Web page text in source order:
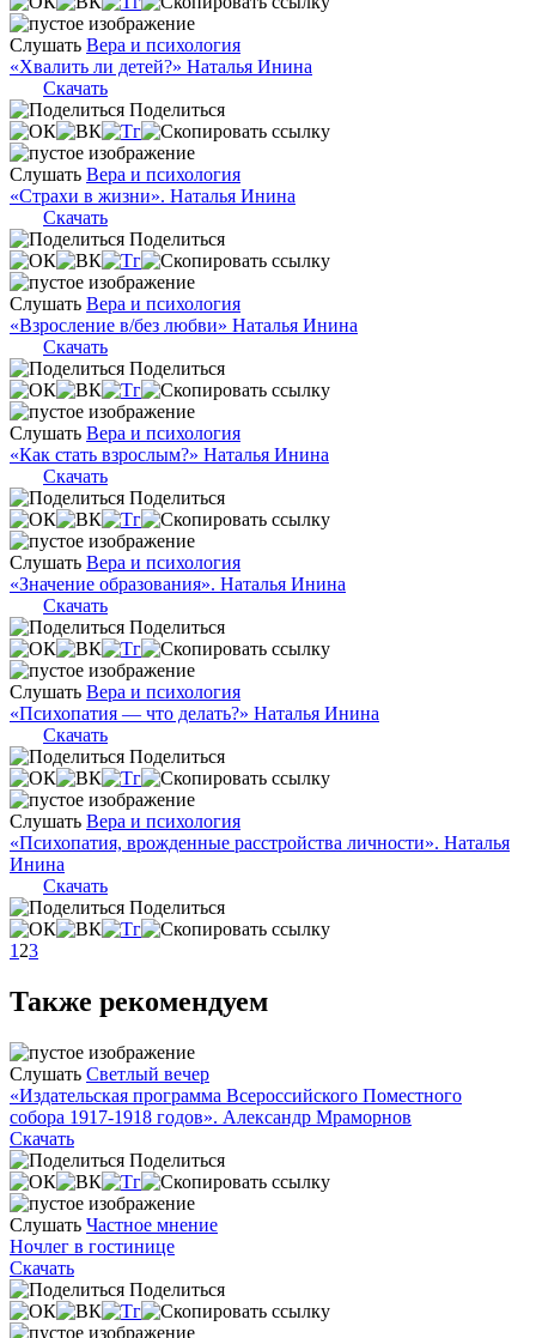
Слушать Вера и психология
«Хвалить ли детей?» Наталья Инина
Скачать
Поделиться
Слушать Вера и психология
«Страхи в жизни». Наталья Инина
Скачать
Поделиться
Слушать Вера и психология
«Взросление в/без любви» Наталья Инина
Скачать
Поделиться
Слушать Вера и психология
«Как стать взрослым?» Наталья Инина
Скачать
Поделиться
Слушать Вера и психология
«Значение образования». Наталья Инина
Скачать
Поделиться
Слушать Вера и психология
«Психопатия — что делать?» Наталья Инина
Скачать
Поделиться
Слушать Вера и психология
«Психопатия, врожденные расстройства личности». Наталья
Инина
Скачать
Поделиться
1 23
Также рекомендуем
Слушать Светлый вечер
«Издательская программа Всероссийского Поместного
собора 1917-1918 годов». Александр Мраморнов
Скачать
Поделиться
Слушать Частное мнение
Ночлег в гостинице
Скачать
Поделиться